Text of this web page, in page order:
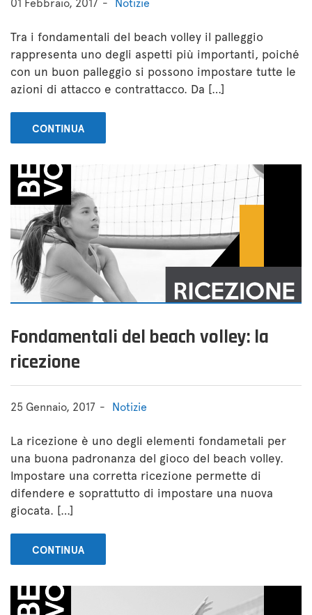
01 Febbraio, 2017 Notizie
Tra i fondamentali del beach volley il palleggio
rappresenta uno degli aspetti più importanti, poiché
con un buon palleggio si possono impostare tutte le
azioni di attacco e contrattacco. Da […]
CONTINUA
Fondamentali del beach volley: la
ricezione
25 Gennaio, 2017 Notizie
La ricezione è uno degli elementi fondametali per
una buona padronanza del gioco del beach volley.
Impostare una corretta ricezione permette di
difendere e soprattutto di impostare una nuova
giocata. […]
CONTINUA